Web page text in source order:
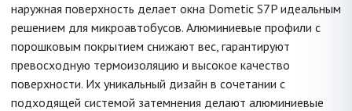
наружная поверхность делает окна Dometic S7P идеальным
решением для микроавтобусов. Алюминиевые профили с
порошковым покрытием снижают вес, гарантируют
превосходную термоизоляцию и высокое качество
поверхности. Их уникальный дизайн в сочетании с
подходящей системой затемнения делают алюминиевые